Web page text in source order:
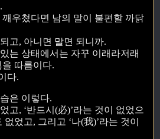
우쳤다면 남의 말이 불편할 까닭
고, 아니면 말면 되니까.
는 상태에서는 자꾸 이래라저래
따름이다.
다.
은 이렇다.
고, ‘반드시(必)’라는 것이 없었으
없었고, 그리고 ‘나(我)’라는 것이